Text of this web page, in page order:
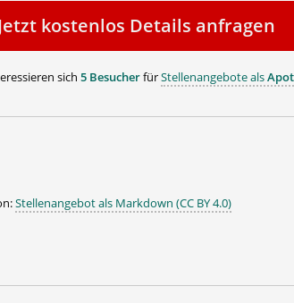
kostenlos Details anfragen
sich 5 BesucherfürStellenangebote als
Stellenangebot als Markdown (CC BY 4.0)